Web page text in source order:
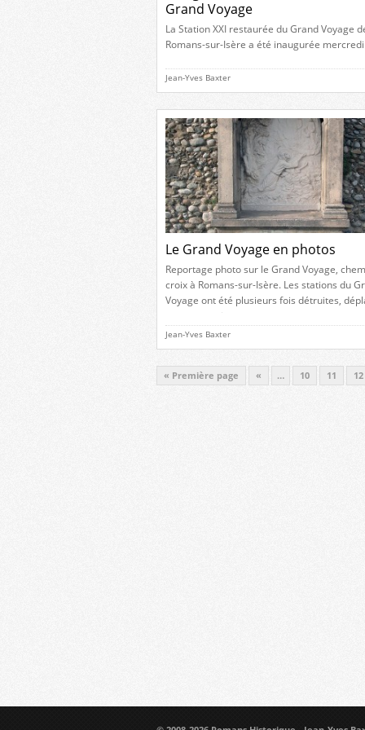
Grand Voyage
La Station XXI restaurée du Grand Voyage
Romans-sur-Isère a été inaugurée
maire, Emilie Jungo, adjointe déléguée à la
et Eric Olivier-Drure, responsable des
municipales. La restauration de cette
classée Monument historique en 1996, aura
nécessité plus de six mois de travaux […]
Jean-Yves Baxter
Le Grand Voyage en photos
Reportage photo sur le Grand Voyage,
croix à Romans-sur-Isère. Les stations du
Voyage ont été plusieurs fois détruites,
et reconstruites.
Jean-Yves Baxter
« Première page « … 10 11 12